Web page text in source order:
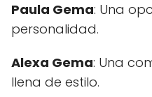
Paula Gema: Una
personalidad.
Alexa Gema: Una
llena de estilo.